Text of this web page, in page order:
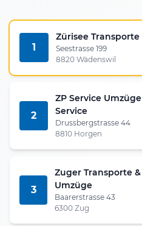
1
Zürisee Transporte
Seestrasse 199
8820 Wädenswil
2
ZP Service Umzüge
Service
Drussbergstrasse 44
8810 Horgen
3
Zuger Transporte &
Umzüge
Baarerstrasse 43
6300 Zug